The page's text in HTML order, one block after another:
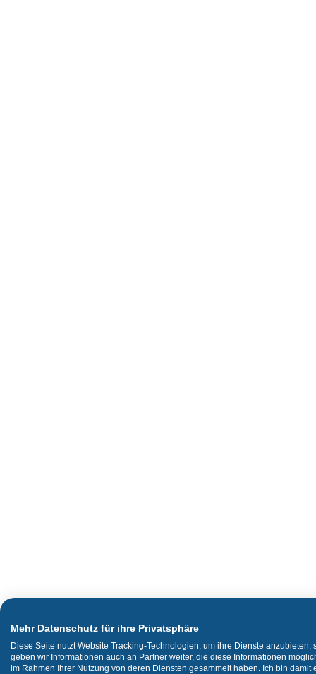
Mehr Datenschutz für ihre Privatsphäre
Diese Seite nutzt Website Tracking-Technologien, um ihre Dienste
geben wir Informationen auch an Partner weiter, die diese Informationen
im Rahmen Ihrer Nutzung von deren Diensten gesammelt haben. Ich bin